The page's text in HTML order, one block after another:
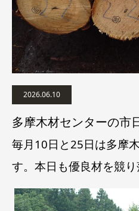
2026.06.10
多摩木材センターの市
毎月10日と25日は多摩
す。本日も優良材を競り